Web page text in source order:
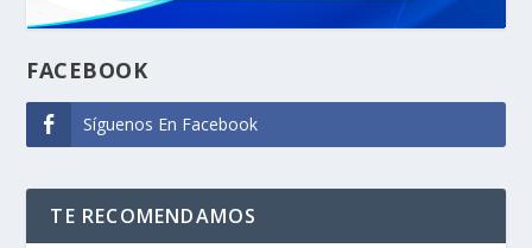
FACEBOOK
Síguenos En Facebook
TE RECOMENDAMOS